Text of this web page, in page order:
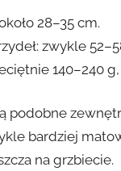
28–35 cm.
zwykle
140–240
podobne
bardziej
na grzbiecie.